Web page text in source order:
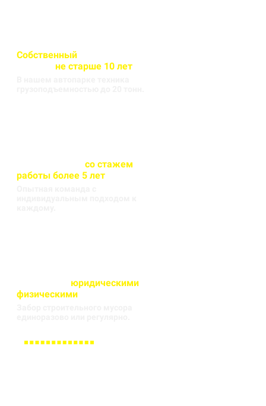
Собственный
не старше 10 лет
со стажем
работы более 5 лет
юридическими
физическими